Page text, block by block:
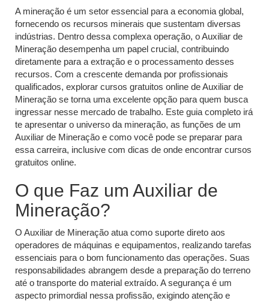
A mineração é um setor essencial para a economia global,
fornecendo os recursos minerais que sustentam diversas
indústrias. Dentro dessa complexa operação, o Auxiliar de
Mineração desempenha um papel crucial, contribuindo
diretamente para a extração e o processamento desses
recursos. Com a crescente demanda por profissionais
qualificados, explorar cursos gratuitos online de Auxiliar de
Mineração se torna uma excelente opção para quem busca
ingressar nesse mercado de trabalho. Este guia completo irá
te apresentar o universo da mineração, as funções de um
Auxiliar de Mineração e como você pode se preparar para
essa carreira, inclusive com dicas de onde encontrar cursos
gratuitos online.
O que Faz um Auxiliar de
Mineração?
O Auxiliar de Mineração atua como suporte direto aos
operadores de máquinas e equipamentos, realizando tarefas
essenciais para o bom funcionamento das operações. Suas
responsabilidades abrangem desde a preparação do terreno
até o transporte do material extraído. A segurança é um
aspecto primordial nessa profissão, exigindo atenção e